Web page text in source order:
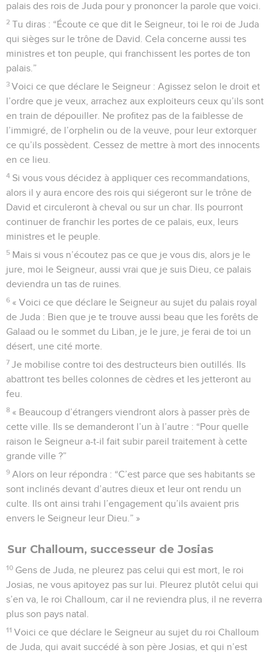
palais des rois de Juda pour y prononcer la parole que voici.
2 Tu diras : “Écoute ce que dit le Seigneur, toi le roi de Juda
qui sièges sur le trône de David. Cela concerne aussi tes
ministres et ton peuple, qui franchissent les portes de ton
palais.”
3 Voici ce que déclare le Seigneur : Agissez selon le droit et
l’ordre que je veux, arrachez aux exploiteurs ceux qu’ils sont
en train de dépouiller. Ne profitez pas de la faiblesse de
l’immigré, de l’orphelin ou de la veuve, pour leur extorquer
ce qu’ils possèdent. Cessez de mettre à mort des innocents
en ce lieu.
4 Si vous vous décidez à appliquer ces recommandations,
alors il y aura encore des rois qui siégeront sur le trône de
David et circuleront à cheval ou sur un char. Ils pourront
continuer de franchir les portes de ce palais, eux, leurs
ministres et le peuple.
5 Mais si vous n’écoutez pas ce que je vous dis, alors je le
jure, moi le Seigneur, aussi vrai que je suis Dieu, ce palais
deviendra un tas de ruines.
6 « Voici ce que déclare le Seigneur au sujet du palais royal
de Juda : Bien que je te trouve aussi beau que les forêts de
Galaad ou le sommet du Liban, je le jure, je ferai de toi un
désert, une cité morte.
7 Je mobilise contre toi des destructeurs bien outillés. Ils
abattront tes belles colonnes de cèdres et les jetteront au
feu.
8 « Beaucoup d’étrangers viendront alors à passer près de
cette ville. Ils se demanderont l’un à l’autre : “Pour quelle
raison le Seigneur a-t-il fait subir pareil traitement à cette
grande ville ?”
9 Alors on leur répondra : “C’est parce que ses habitants se
sont inclinés devant d’autres dieux et leur ont rendu un
culte. Ils ont ainsi trahi l’engagement qu’ils avaient pris
envers le Seigneur leur Dieu.” »
Sur Challoum, successeur de Josias
10 Gens de Juda, ne pleurez pas celui qui est mort, le roi
Josias, ne vous apitoyez pas sur lui. Pleurez plutôt celui qui
s’en va, le roi Challoum, car il ne reviendra plus, il ne reverra
plus son pays natal.
11 Voici ce que déclare le Seigneur au sujet du roi Challoum
de Juda, qui avait succédé à son père Josias, et qui n’est